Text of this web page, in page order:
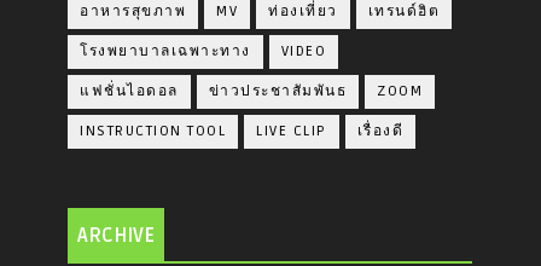
อาหารสุขภาพ MV ท่องเที่ยว เทรนด์ฮิต
โรงพยาบาลเฉพาะทาง VIDEO
แฟชั่นไอดอล ข่าวประชาสัมพันธ ZOOM
INSTRUCTION TOOL LIVE CLIP เรื่องดี
ARCHIVE